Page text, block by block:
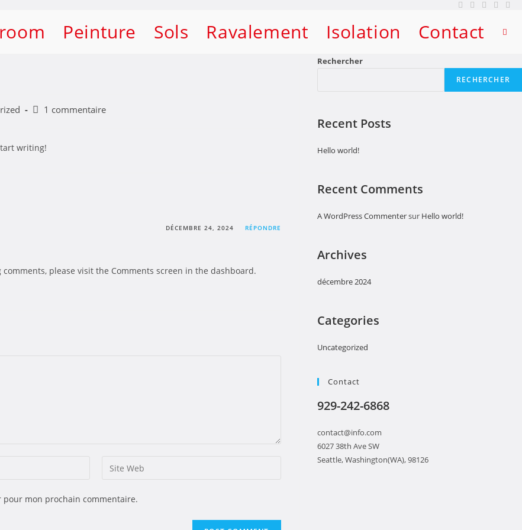
Peinture Sols Ravalement Isolation Contact
1 commentaire
writing!
DÉCEMBRE 24, 2024 RÉPONDRE
please visit the Comments screen in the dashboard.
mon prochain commentaire.
Rechercher
RECHERCHER
Recent Posts
Hello world!
Recent Comments
A WordPress Commentersur Hello world!
Archives
décembre 2024
Categories
Uncategorized
Contact
929-242-6868
contact@info.com
6027 38th Ave SW
Seattle, Washington(WA), 98126